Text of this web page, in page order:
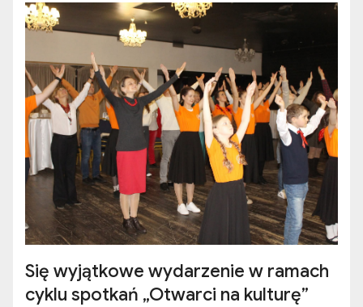
Się wyjątkowe wydarzenie w ramach
cyklu spotkań „Otwarci na kulturę”